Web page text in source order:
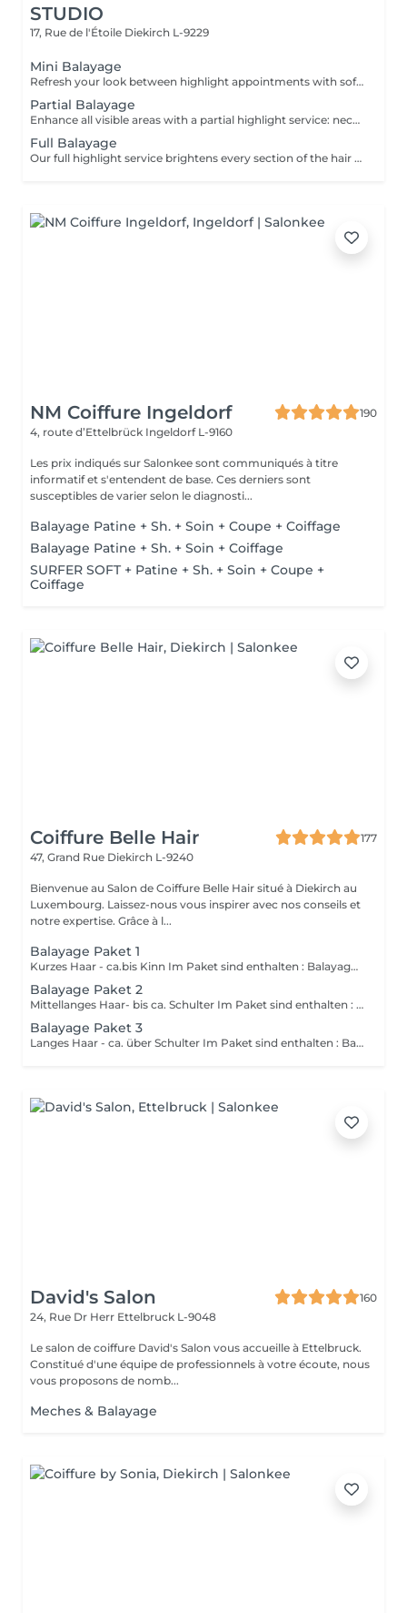
STUDIO
17, Rue de l'Étoile Diekirch L-9229
Mini Balayage
Refresh your look between highlight appointments with soft face-framing and subtle balayage accents that brighten the face. Perfect for special occasions or when you want to add light without committing to a full highlight service. Gloss and toning are included for a luminous, beautifully blended finish.
Partial Balayage
Enhance all visible areas with a partial highlight service: neckline, face frame and the entire top section. Ideal for a half head or crown appointment. Tip-Outs, balayage, gloss and toning are included for a luminous and beautifully blended result.
Full Balayage
Our full highlight service brightens every section of the hair from the inside out, including precise work at the neckline and around the face. Ideal for a ¾ head to full head lightening service. Tip-Outs, balayage, gloss and toning are included for a luminous and beautifully blended result.
NM Coiffure Ingeldorf
190
4, route d’Ettelbrück Ingeldorf L-9160
Les prix indiqués sur Salonkee sont communiqués à titre
informatif et s'entendent de base. Ces derniers sont
susceptibles de varier selon le diagnosti...
Balayage Patine + Sh. + Soin + Coupe + Coiffage
Balayage Patine + Sh. + Soin + Coiffage
SURFER SOFT + Patine + Sh. + Soin + Coupe +
Coiffage
Coiffure Belle Hair
177
47, Grand Rue Diekirch L-9240
Bienvenue au Salon de Coiffure Belle Hair situé à Diekirch au
Luxembourg. Laissez-nous vous inspirer avec nos conseils et
notre expertise. Grâce à l...
Balayage Paket 1
Kurzes Haar - ca.bis Kinn Im Paket sind enthalten : Balayage ,Gloss und Haarschnitt mit Styling (Bei sehr dicken oder sehr vielen Haaren ist es möglich das ein Aufpreis von bis zu 20€ entstehen kann)
Balayage Paket 2
Mittellanges Haar- bis ca. Schulter Im Paket sind enthalten : Balayage ,Gloss und Haarschnitt mit Styling (Bei sehr dicken oder sehr vielen Haaren ist es möglich das ein Aufpreis von bis zu 20€ entstehen kann)
Balayage Paket 3
Langes Haar - ca. über Schulter Im Paket sind enthalten : Balayage ,Gloss und Haarschnitt mit Styling (Bei sehr dicken oder sehr vielen Haaren ist es möglich das ein Aufpreis von bis zu 20€ entstehen kann)
David's Salon
160
24, Rue Dr Herr Ettelbruck L-9048
Le salon de coiffure David's Salon vous accueille à Ettelbruck.
Constitué d'une équipe de professionnels à votre écoute, nous
vous proposons de nomb...
Meches & Balayage